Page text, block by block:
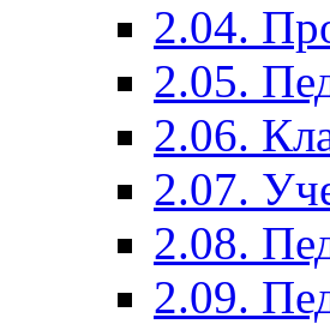
2.04.
2.05.
2.06.
2.07.
2.08.
2.09.